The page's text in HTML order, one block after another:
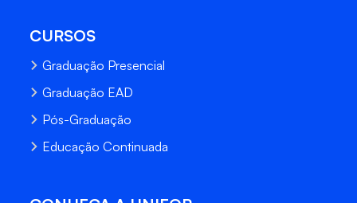
CURSOS
Graduação Presencial
Graduação EAD
Pós-Graduação
Educação Continuada